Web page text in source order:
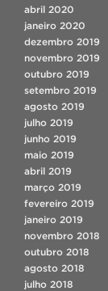
abril 2020
janeiro 2020
dezembro 2019
novembro 2019
outubro 2019
setembro 2019
agosto 2019
julho 2019
junho 2019
maio 2019
abril 2019
março 2019
fevereiro 2019
janeiro 2019
novembro 2018
outubro 2018
agosto 2018
julho 2018